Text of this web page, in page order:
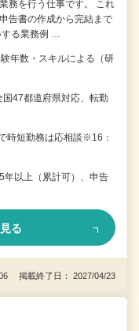
務を行う仕事です。 これ
告書の作成から完結まで
する業務例 …
年数・スキルによる（研
47都道府県対応、転勤
時短勤務は応相談※16：
年以上（累計可）、申告
る
掲載終了日： 2027/04/23